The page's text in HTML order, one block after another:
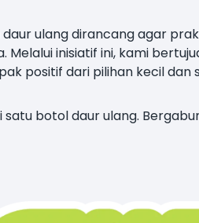
ulang dirancang agar
inisiatif ini, kami
positif dari pilihan kecil dan
botol daur ulang.